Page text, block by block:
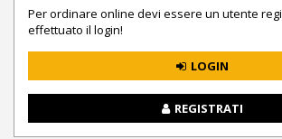
Per ordinare online devi essere un utente
effettuato il login!
LOGIN
REGISTRATI